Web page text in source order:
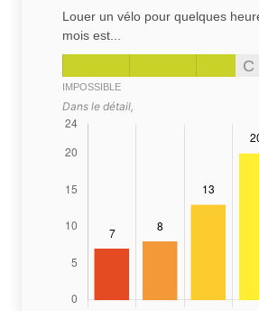
Louer un vélo pour quelques
mois est...
C
IMPOSSIBLE
Dans le détail,